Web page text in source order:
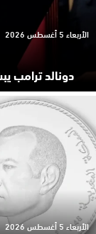
دونالد ترامب
الأربعاء 5 أغسطس 2026
الأربعاء 5 أغسطس 2026